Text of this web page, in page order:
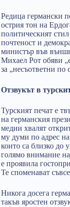
Редица германски
острия тон на
политическият
почтеност и
министър във
Михаел Рот обяви
за „несъответни по
Отзвукът в
Турският печат е
на германския
медии хвалят
му думи по адрес
които са близко до
голямо внимание
е проявила
Те споменават
Никога досега
такъв яростен